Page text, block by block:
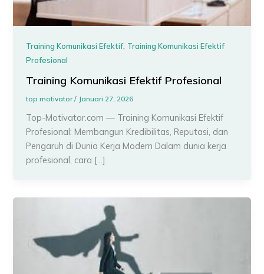
Training Komunikasi Efektif, Training Komunikasi Efektif
Profesional
Training Komunikasi Efektif Profesional
top motivator/ Januari 27, 2026
Top-Motivator.com — Training Komunikasi Efektif
Profesional: Membangun Kredibilitas, Reputasi, dan
Pengaruh di Dunia Kerja Modern Dalam dunia kerja
profesional, cara […]